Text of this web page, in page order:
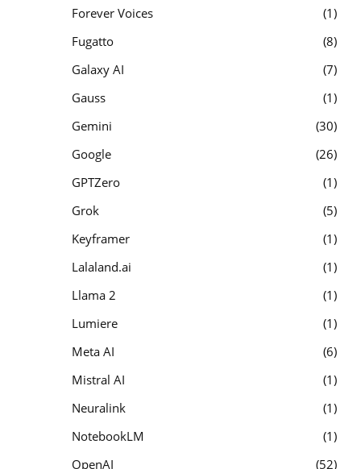
Forever Voices
1
Fugatto
8
Galaxy AI
7
Gauss
1
Gemini
30
Google
26
GPTZero
1
Grok
5
Keyframer
1
Lalaland.ai
1
Llama 2
1
Lumiere
1
Meta AI
6
Mistral AI
1
Neuralink
1
NotebookLM
1
OpenAI
52